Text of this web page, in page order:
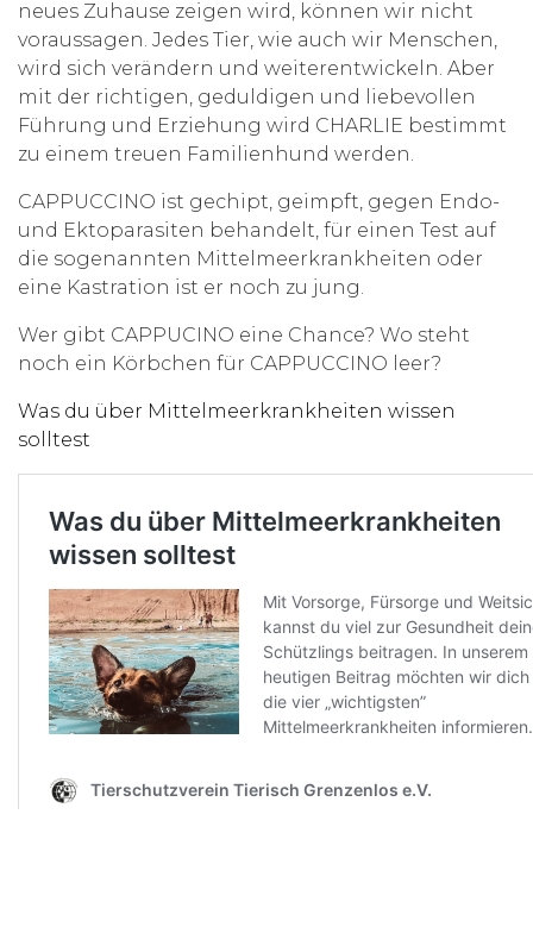
neues Zuhause zeigen wird, können wir nicht
voraussagen. Jedes Tier, wie auch wir Menschen,
wird sich verändern und weiterentwickeln. Aber
mit der richtigen, geduldigen und liebevollen
Führung und Erziehung wird CHARLIE bestimmt
zu einem treuen Familienhund werden.
CAPPUCCINO ist gechipt, geimpft, gegen Endo-
und Ektoparasiten behandelt, für einen Test auf
die sogenannten Mittelmeerkrankheiten oder
eine Kastration ist er noch zu jung.
Wer gibt CAPPUCINO eine Chance? Wo steht
noch ein Körbchen für CAPPUCCINO leer?
Was du über Mittelmeerkrankheiten wissen
solltest